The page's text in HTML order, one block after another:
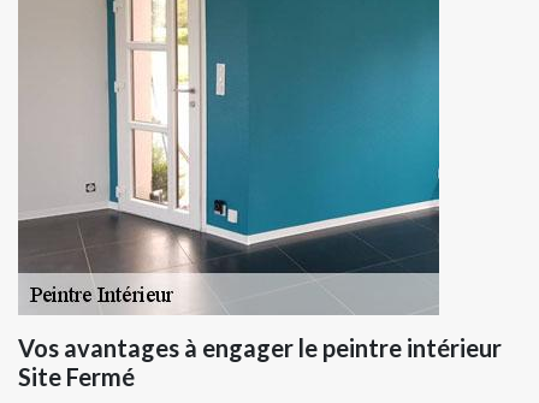
Vos avantages à engager le peintre intérieur
Site Fermé